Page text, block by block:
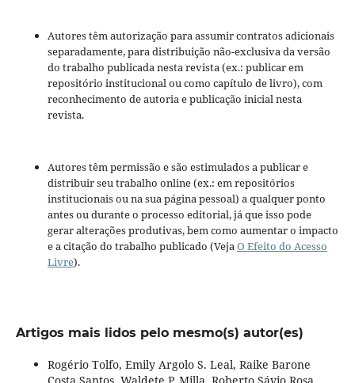
Autores têm autorização para assumir contratos adicionais
separadamente, para distribuição não-exclusiva da versão
do trabalho publicada nesta revista (ex.: publicar em
repositório institucional ou como capítulo de livro), com
reconhecimento de autoria e publicação inicial nesta
revista.
Autores têm permissão e são estimulados a publicar e
distribuir seu trabalho online (ex.: em repositórios
institucionais ou na sua página pessoal) a qualquer ponto
antes ou durante o processo editorial, já que isso pode
gerar alterações produtivas, bem como aumentar o impacto
e a citação do trabalho publicado (Veja O Efeito do Acesso
Livre).
Artigos mais lidos pelo mesmo(s) autor(es)
Rogério Tolfo, Emily Argolo S. Leal, Raike Barone
Costa Santos, Waldete P. Milla, Roberto Sávio Rosa,